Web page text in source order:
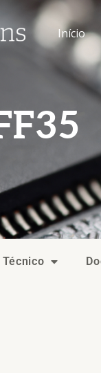
Início